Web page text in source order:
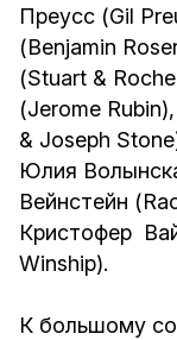
Преусс (Gil
(Benjamin
(Stuart &
(Jerome
& Joseph
Юлия
Вейнстейн
Кристофер
Winship).
К большому